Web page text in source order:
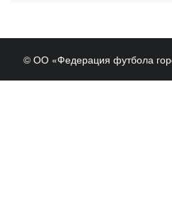
© ОО «Федерация футбола